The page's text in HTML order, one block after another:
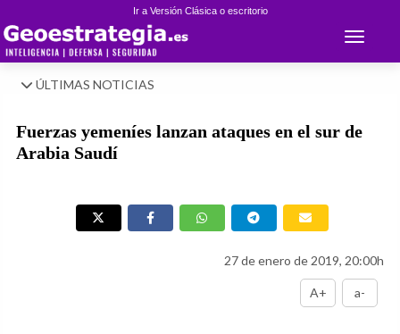
Ir a Versión Clásica o escritorio
Toggle
ÚLTIMAS NOTICIAS
Fuerzas yemeníes lanzan ataques en el sur de
Arabia Saudí
27 de enero de 2019, 20:00h
A+ a-